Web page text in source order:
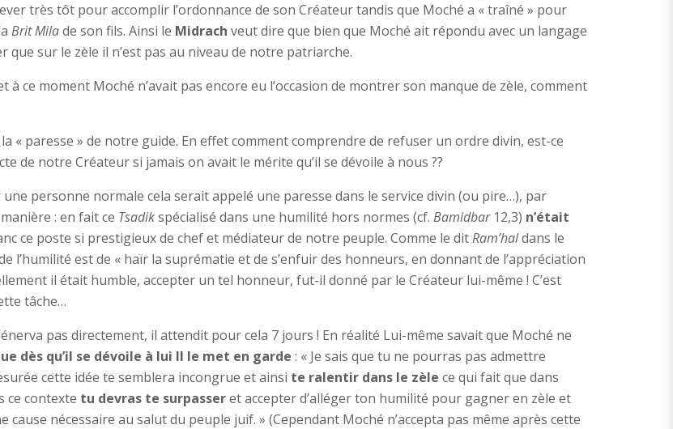
très tôt pour accomplir l’ordonnance de son Créateur tandis que Moché a « traîné » pour
Brit Milade son fils. Ainsi le Midrach veut dire que bien que Moché ait répondu avec un langage
que sur le zèle il n’est pas au niveau de notre patriarche.
ce moment Moché n’avait pas encore eu l’occasion de montrer son manque de zèle, comment
« paresse » de notre guide. En effet comment comprendre de refuser un ordre divin, est-ce
de notre Créateur si jamais on avait le mérite qu’il se dévoile à nous ??
personne normale cela serait appelé une paresse dans le service divin (ou pire…), par
: en fait ce Tsadikspécialisé dans une humilité hors normes (cf. Bamidbar 12,3) n’était
ce poste si prestigieux de chef et médiateur de notre peuple. Comme le ditRam’haldans le
l’humilité est de « haïr la suprématie et de s’enfuir des honneurs, en donnant de l’appréciation
il était humble, accepter un tel honneur, fut-il donné par le Créateur lui-même ! C’est
tâche…
pas directement, il attendit pour cela 7 jours ! En réalité Lui-même savait que Moché ne
dès qu’il se dévoile à lui Il le met en garde : « Je sais que tu ne pourras pas admettre
cette idée te semblera incongrue et ainsi te ralentir dans le zèle ce qui fait que dans
ce contexte tu devras te surpasseret accepter d’alléger ton humilité pour gagner en zèle et
cause nécessaire au salut du peuple juif. » (Cependant Moché n’accepta pas même après cette